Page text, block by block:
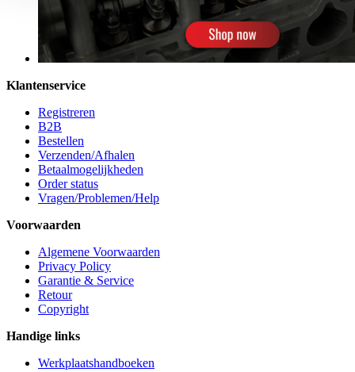
Klantenservice
Registreren
B2B
Bestellen
Verzenden/Afhalen
Betaalmogelijkheden
Order status
Vragen/Problemen/Help
Voorwaarden
Algemene Voorwaarden
Privacy Policy
Garantie & Service
Retour
Copyright
Handige links
Werkplaatshandboeken